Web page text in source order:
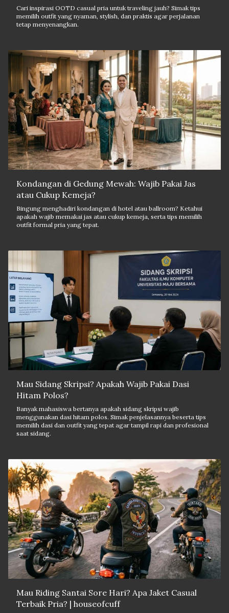
Cari inspirasi OOTD casual pria untuk traveling jauh? Simak tips
memilih outfit yang nyaman, stylish, dan praktis agar perjalanan
tetap menyenangkan.
Kondangan di Gedung Mewah: Wajib Pakai Jas
atau Cukup Kemeja?
Bingung menghadiri kondangan di hotel atau ballroom? Ketahui
apakah wajib memakai jas atau cukup kemeja, serta tips memilih
outfit formal pria yang tepat.
Mau Sidang Skripsi? Apakah Wajib Pakai Dasi
Hitam Polos?
Banyak mahasiswa bertanya apakah sidang skripsi wajib
menggunakan dasi hitam polos. Simak penjelasannya beserta tips
memilih dasi dan outfit yang tepat agar tampil rapi dan profesional
saat sidang.
Mau Riding Santai Sore Hari? Apa Jaket Casual
Terbaik Pria? | houseofcuff